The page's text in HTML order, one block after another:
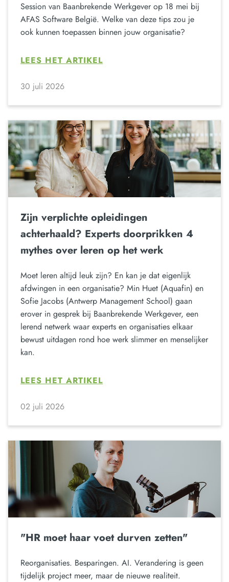
Session van Baanbrekende Werkgever op 18 mei bij
AFAS Software België. Welke van deze tips zou je
ook kunnen toepassen binnen jouw organisatie?
LEES HET ARTIKEL
30 juli 2026
Zijn verplichte opleidingen
achterhaald? Experts doorprikken 4
mythes over leren op het werk
Moet leren altijd leuk zijn? En kan je dat eigenlijk
afdwingen in een organisatie? Min Huet (Aquafin) en
Sofie Jacobs (Antwerp Management School) gaan
erover in gesprek bij Baanbrekende Werkgever, een
lerend netwerk waar experts en organisaties elkaar
bewust uitdagen rond hoe werk slimmer en menselijker
kan.
LEES HET ARTIKEL
02 juli 2026
"HR moet haar voet durven zetten"
Reorganisaties. Besparingen. AI. Verandering is geen
tijdelijk project meer, maar de nieuwe realiteit.